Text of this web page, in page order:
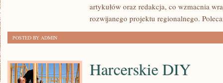
artykułów oraz redakcja, co wzmacnia
rozwijanego projektu regionalnego.
POSTED BY ADMIN
Harcerskie DIY